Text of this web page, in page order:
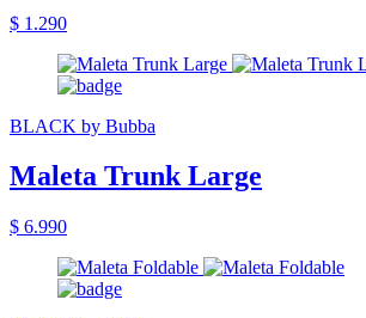
$ 1.290
BLACK by Bubba
Maleta Trunk Large
$ 6.990